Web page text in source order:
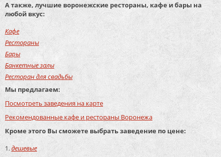
А также, лучшие воронежские рестораны, кафе и бары на
любой вкус:
Кафе
Рестораны
Бары
Банкетные залы
Ресторан для свадьбы
Мы предлагаем:
Посмотреть заведения на карте
Рекомендованные кафе и рестораны Воронежа
Кроме этого Вы сможете выбрать заведение по цене:
дешевые